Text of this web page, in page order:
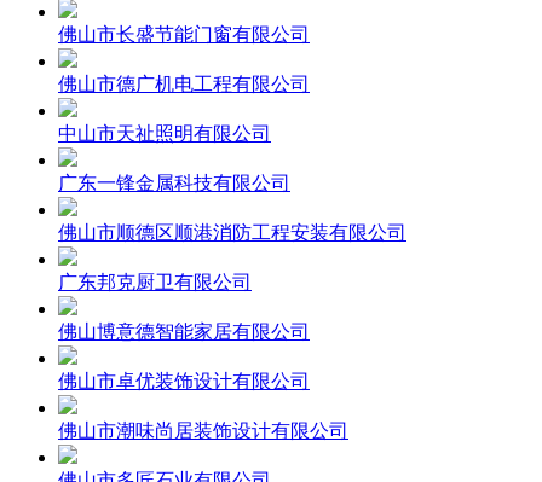
佛山市长盛节能门窗有限公司
佛山市德广机电工程有限公司
中山市天祉照明有限公司
广东一锋金属科技有限公司
佛山市顺德区顺港消防工程安装有限公司
广东邦克厨卫有限公司
佛山博意德智能家居有限公司
佛山市卓优装饰设计有限公司
佛山市潮味尚居装饰设计有限公司